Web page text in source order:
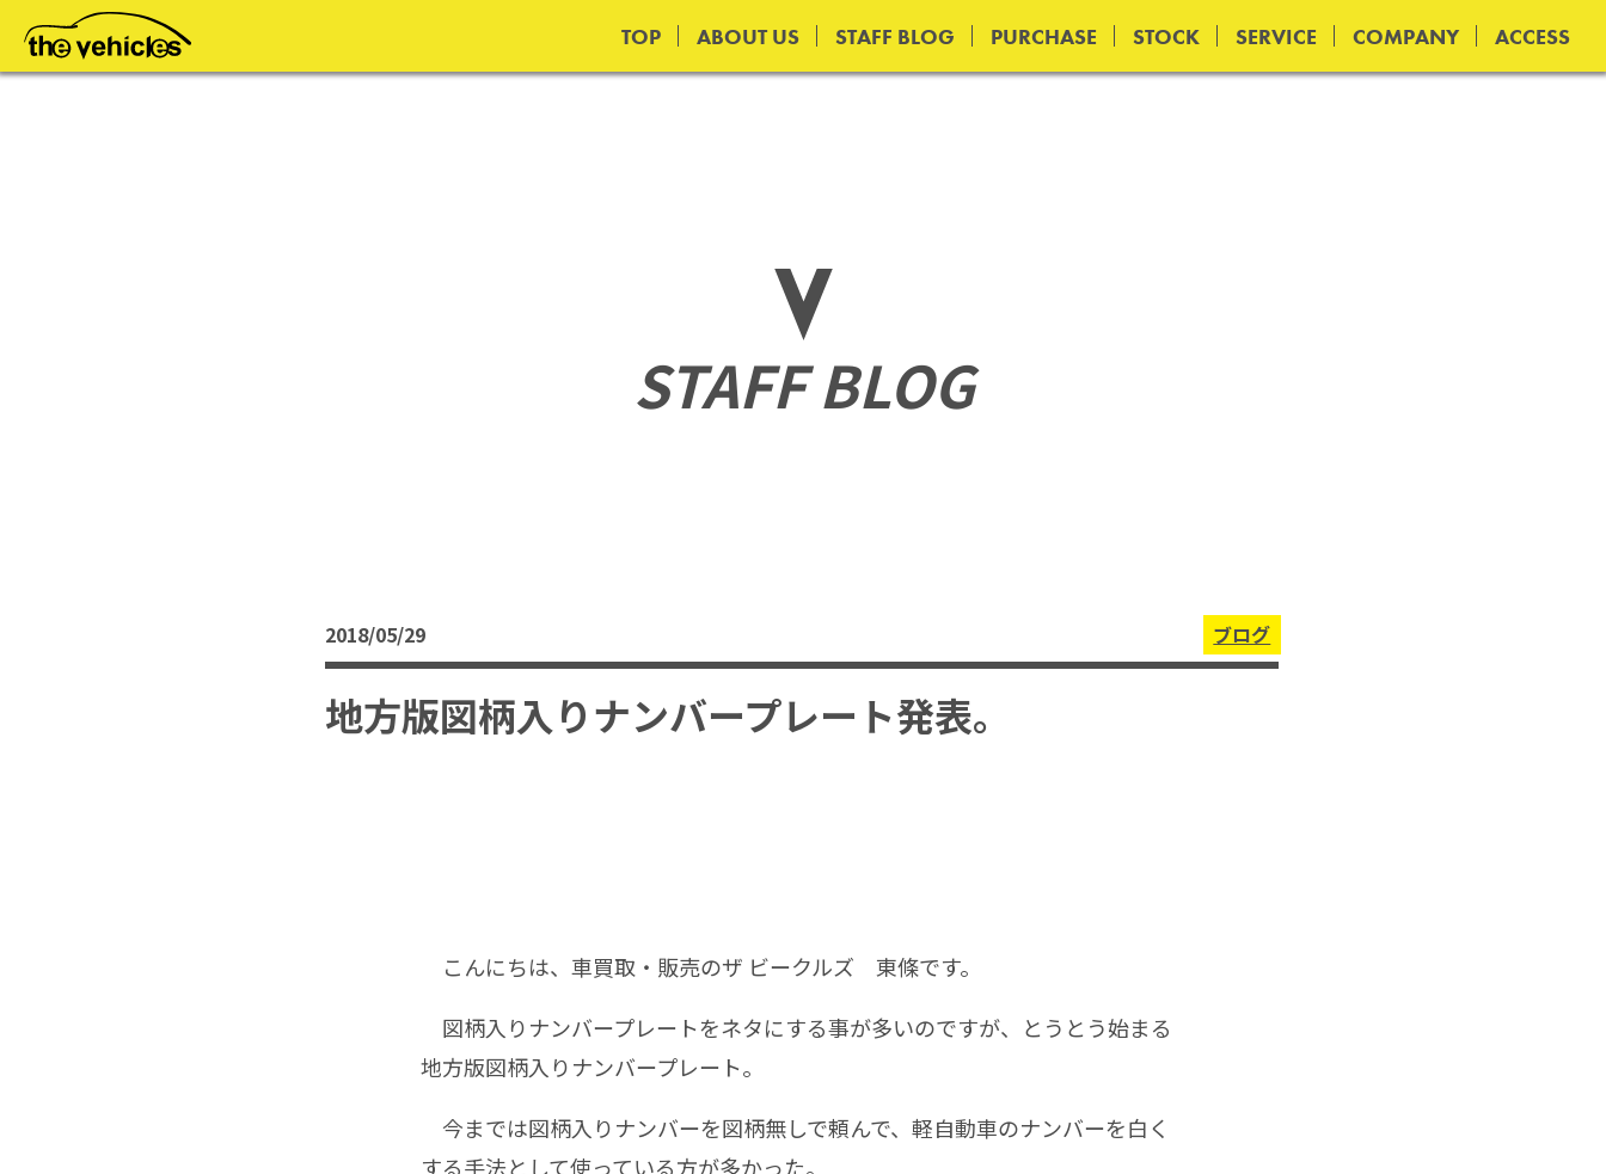
TOP ABOUT US STAFF BLOG PURCHASE STOCK SERVICE COMPANY ACCESS
STAFF BLOG
地方版図柄入りナンバープレート発表。
ブログ
2018/05/29
こんにちは、車買取・販売のザ ビークルズ 東條です。
図柄入りナンバープレートをネタにする事が多いのですが、とうとう始まる
地方版図柄入りナンバープレート。
今までは図柄入りナンバーを図柄無しで頼んで、軽自動車のナンバーを白く
する手法として使っている方が多かった。